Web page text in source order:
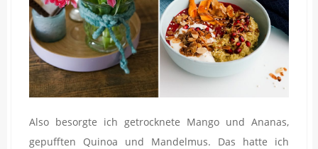
Also besorgte ich getrocknete Mango und Ananas,
gepufften Quinoa und Mandelmus. Das hatte ich